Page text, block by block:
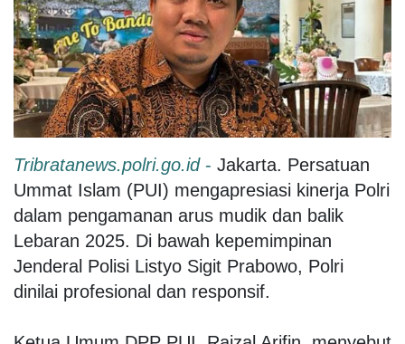
Tribratanews.polri.go.id- Jakarta. Persatuan
Ummat Islam (PUI) mengapresiasi kinerja Polri
dalam pengamanan arus mudik dan balik
Lebaran 2025. Di bawah kepemimpinan
Jenderal Polisi Listyo Sigit Prabowo, Polri
dinilai profesional dan responsif.